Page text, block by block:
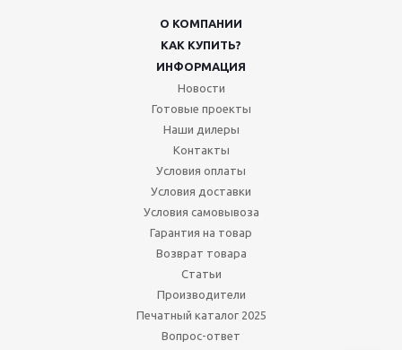
Консервооткрыватель
подробнее
Контактор-Пускатель
О КОМПАНИИ
КАК КУПИТЬ?
ИНФОРМАЦИЯ
Новости
Готовые проекты
Наши дилеры
Контакты
Условия оплаты
Условия доставки
Условия самовывоза
Гарантия на товар
Возврат товара
Статьи
Производители
Печатный каталог 2025
Вопрос-ответ